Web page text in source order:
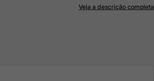
Veja a descrição completa